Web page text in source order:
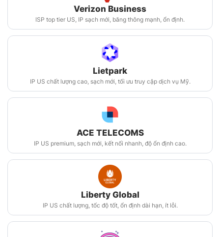
Verizon Business
ISP top tier US, IP sạch mới, băng thông mạnh, ổn định.
Lietpark
IP US chất lượng cao, sạch mới, tối ưu truy cập dịch vụ Mỹ.
ACE TELECOMS
IP US premium, sạch mới, kết nối nhanh, độ ổn định cao.
Liberty Global
IP US chất lượng, tốc độ tốt, ổn định dài hạn, ít lỗi.